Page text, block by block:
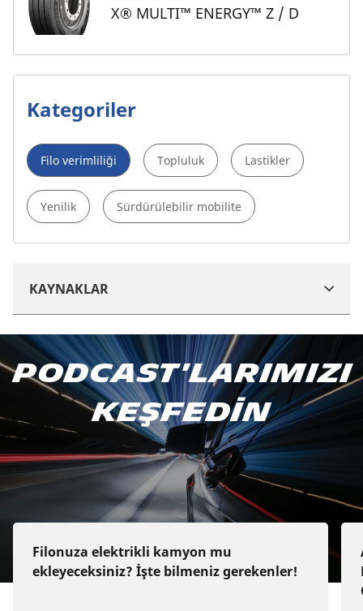
X® MULTI™ ENERGY™ Z / D
Kategoriler
Filo verimliliği Topluluk Lastikler
Yenilik Sürdürülebilir mobilite
KAYNAKLAR
Podcast'larımızı
keşfedin
Filonuza elektrikli kamyon mu
ekleyeceksiniz? İşte bilmeniz gerekenler!
Podcast'imize abone olun
Apple Podcast
Google Podcast
Spotify
Deezer